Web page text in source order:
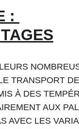
:
TRANSPORT
À DES
AUX
AVEC LES